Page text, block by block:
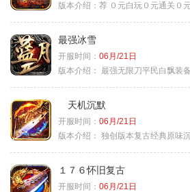
版本介绍： 荐 ０元白玩０元通关０
最强冰雪
开服时间： 06月/21日
版本介绍： 最强无限刀平民白飘装
天机沉默
开服时间： 06月/21日
版本介绍： 独创版本复古经典原味
１７６怀旧复古
开服时间： 06月/21日